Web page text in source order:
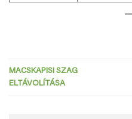
MACSKAPISI SZAG
ELTÁVOLÍTÁSA